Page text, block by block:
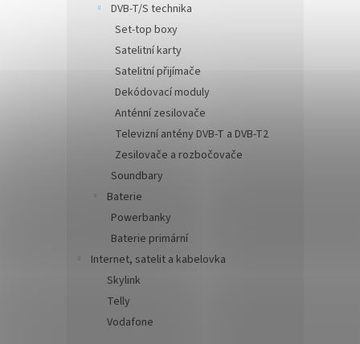
DVB-T/S technika
Set-top boxy
Satelitní karty
Satelitní přijímače
Dekódovací moduly
Anténní zesilovače
Televizní antény DVB-T a DVB-T2
Zesilovače a rozbočovače
Soundbary
Baterie
Powerbanky
Baterie primární
Internet, satelit a kabelovka
Skylink
Telly
Vodafone